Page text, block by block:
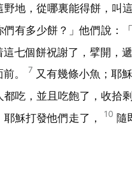
野地，從哪裏能得餅，叫
有多少餅？」他們說：
七個餅祝謝了，擘開，
。
7 又有幾條小魚；耶
都吃，並且吃飽了，收拾
耶穌打發他們走了， 10 隨